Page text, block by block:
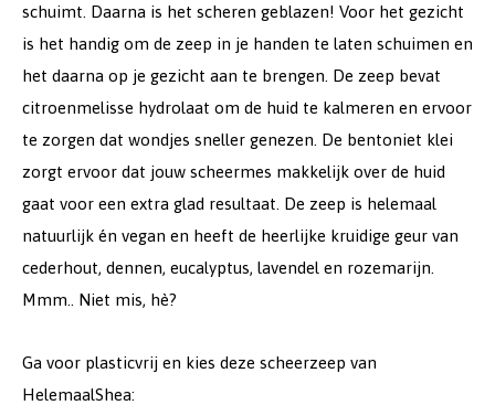
schuimt. Daarna is het scheren geblazen! Voor het gezicht
is het handig om de zeep in je handen te laten schuimen en
het daarna op je gezicht aan te brengen. De zeep bevat
citroenmelisse hydrolaat om de huid te kalmeren en ervoor
te zorgen dat wondjes sneller genezen. De bentoniet klei
zorgt ervoor dat jouw scheermes makkelijk over de huid
gaat voor een extra glad resultaat. De zeep is helemaal
natuurlijk én vegan en heeft de heerlijke kruidige geur van
cederhout, dennen, eucalyptus, lavendel en rozemarijn.
Mmm.. Niet mis, hè?
Ga voor plasticvrij en kies deze scheerzeep van
HelemaalShea: